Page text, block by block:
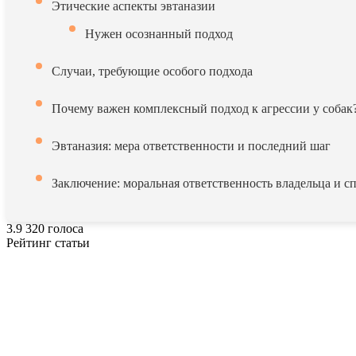
Этические аспекты эвтаназии
Нужен осознанный подход
Случаи, требующие особого подхода
Почему важен комплексный подход к агрессии у
Эвтаназия: мера ответственности и последний шаг
Заключение: моральная ответственность владельца и
3.9 320 голоса
Рейтинг статьи